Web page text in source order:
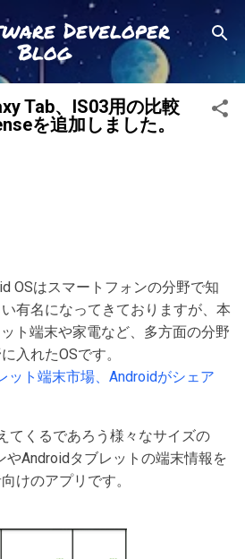
メイン コンテンツに移動
Developer
Blog
Tab、IS03用の比較
を追加しました。
OSはスマートフォンの分野で知
有名になってきておりますが、本
ト端末や家電など、多方面の分野
入れたOSです。
ット端末市場、Androidがシェア
てくるであろう様々なサイズの
やAndroidタブレットの端末情報を
けのアプリです。